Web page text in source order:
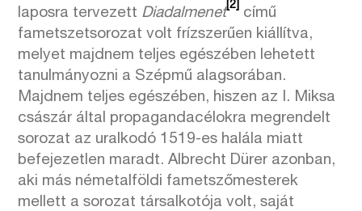
laposra tervezett Diadalmenet
[2]
című
fametszetsorozat volt frízszerűen kiállítva,
melyet majdnem teljes egészében lehetett
tanulmányozni a Szépmű alagsorában.
Majdnem teljes egészében, hiszen az I. Miksa
császár által propagandacélokra megrendelt
sorozat az uralkodó 1519-es halála miatt
befejezetlen maradt. Albrecht Dürer azonban,
aki más németalföldi fametszőmesterek
mellett a sorozat társalkotója volt, saját